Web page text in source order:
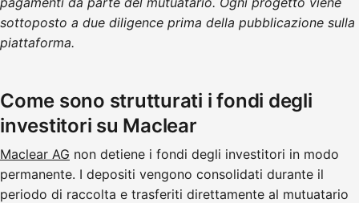
sottoposto a due diligence prima della pubblicazione sulla
piattaforma.
Come sono strutturati i fondi degli
investitori su Maclear
Maclear AG non detiene i fondi degli investitori in modo
permanente. I depositi vengono consolidati durante il
periodo di raccolta e trasferiti direttamente al mutuatario